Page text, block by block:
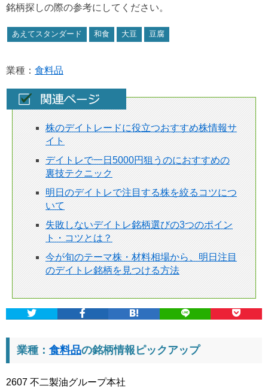
銘柄探しの際の参考にしてください。
あえてスタンダード 和食 大豆 豆腐
業種： 食料品
株のデイトレードに役立つおすすめ株情報サ
イト
デイトレで一日5000円狙うのにおすすめの
裏技テクニック
明日のデイトレで注目する株を絞るコツにつ
いて
失敗しないデイトレ銘柄選びの3つのポイン
ト・コツとは？
今が旬のテーマ株・材料相場から、明日注目
のデイトレ銘柄を見つける方法
業種： 食料品の銘柄情報ピックアップ
2607 不二製油グループ本社